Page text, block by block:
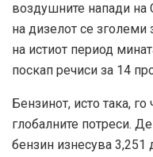
воздушните напади
на дизелот се зголеми
на истиот период
поскап речиси за 14
Бензинот, исто така,
глобалните потреси.
бензин изнесува 3,251